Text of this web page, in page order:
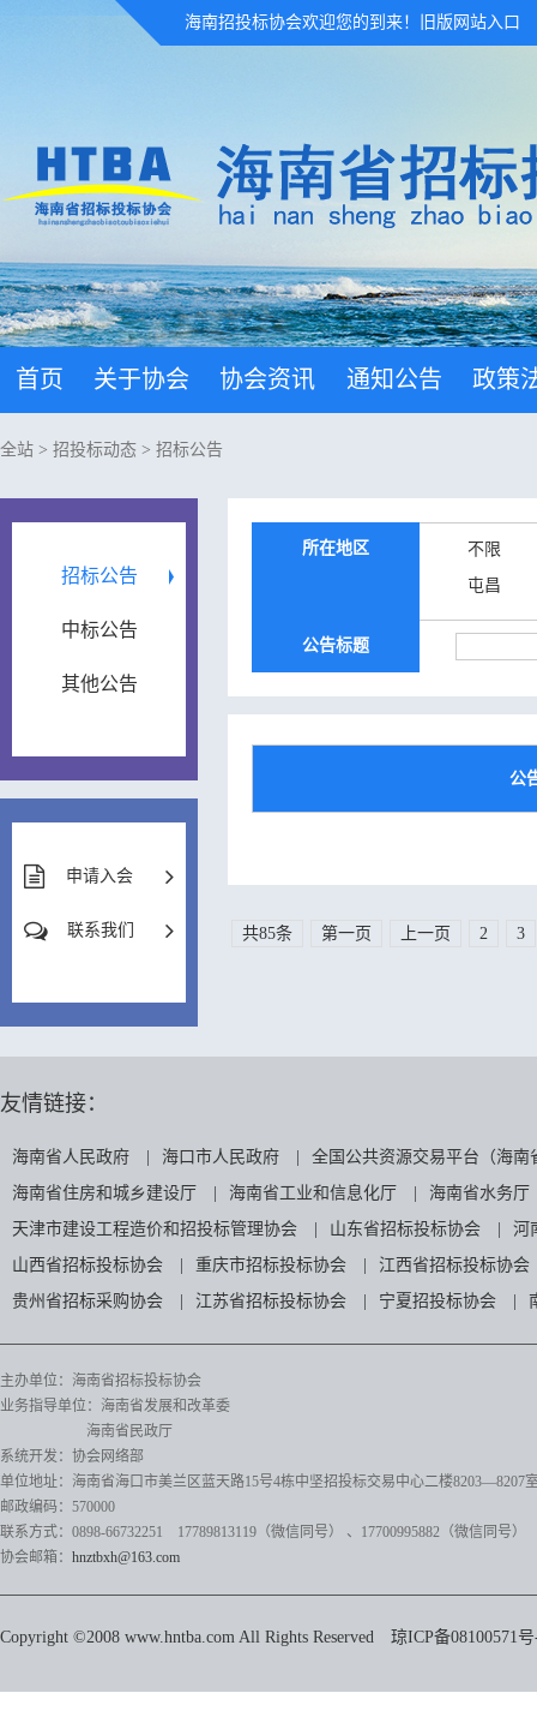
海南招投标协会欢迎您的到来！ 旧版网站入口
首页 关于协会 协会资讯 通知公告 政策
全站 > 招投标动态 > 招标公告
招标公告
中标公告
其他公告
申请入会
联系我们
所在地区
不限
屯昌
公告标题
公
共85条 第一页 上一页 2 3
友情链接：
海南省人民政府 海口市人民政府
全国公共资源交易平台（海南
海南省住房和城乡建设厅
海南省工业和信息化厅
海南省水务厅
天津市建设工程造价和招投标管理协会
山东省招标投标协会
河
山西省招标投标协会
重庆市招标投标协会
江西省招标投标协会
贵州省招标采购协会
江苏省招标投标协会 宁夏招投标协会
主办单位：海南省招标投标协会
业务指导单位：海南省发展和改革委
海南省民政厅
系统开发：协会网络部
单位地址：海南省海口市美兰区蓝天路15号4栋中坚招投标交易中心二楼8203—8207
邮政编码：570000
联系方式：0898-66732251 17789813119（微信同号）
、17700995882 （微信同号）
协会邮箱： hnztbxh@163.com
Copyright ©2008 www.hntba.com All Rights Reserved 琼ICP备08100571